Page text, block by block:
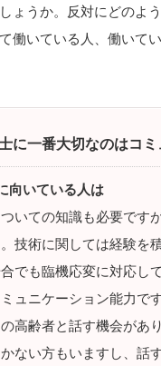
ょうか。反対にどのよ
働いている人、働いて
に一番大切なのはコ
向いている人は
いての知識も必要です
技術に関しては経験を
でも臨機応変に対応し
ュニケーション能力で
高齢者と話す機会があ
ない方もいますし、話